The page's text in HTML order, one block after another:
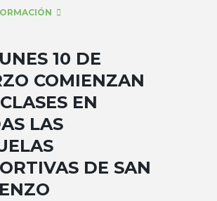
10 DE
COMIENZAN
EN
LAS
DE SAN